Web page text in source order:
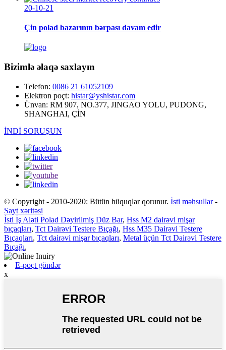
20-10-21
Çin polad bazarının bərpası davam edir
Bizimlə əlaqə saxlayın
Telefon: 0086 21 61052109
Elektron poçt: histar@yshistar.com
Ünvan: RM 907, NO.377, JINGAO YOLU, PUDONG,
SHANGHAI, ÇİN
İNDİ SORUŞUN
© Copyright - 2010-2020: Bütün hüquqlar qorunur. İsti məhsullar-
Sayt xəritəsi
İsti İş Aləti Polad Dəyirilmiş Düz Bar, Hss M2 dairəvi mişar
bıçaqları, Tct Dairəvi Testere Bıçağı, Hss M35 Dairəvi Testere
Bıçaqları, Tct dairəvi mişar bıçaqları, Metal üçün Tct Dairəvi Testere
Bıçağı,
E-poçt göndər
x